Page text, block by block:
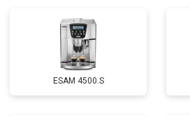
ESAM 4500.S